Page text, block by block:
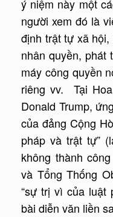
ý niệm này một
người xem đó là
định trật tự xã
nhân quyền, phát
máy công quyền
riêng vv. Tại
Donald Trump,
của đảng Cộng
pháp và trật tự”
không thành
và Tổng Thống
“sự trị vì của luật
bài diễn văn liền